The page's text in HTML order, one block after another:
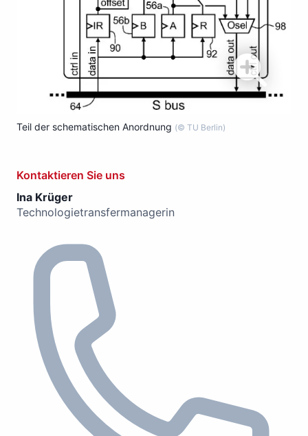
Teil der schematischen Anordnung (© TU Berlin)
Kontaktieren Sie uns
Ina Krüger
Technologietransfermanagerin